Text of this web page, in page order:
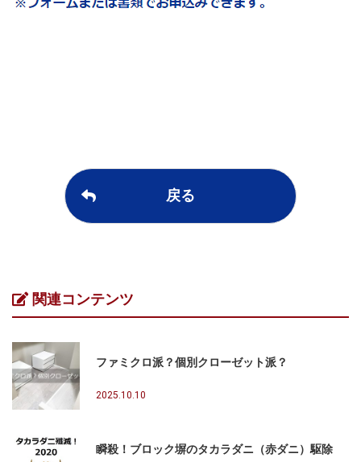
戻る
関連コンテンツ
ファミクロ派？個別クローゼット派？
2025.10.10
瞬殺！ブロック塀のタカラダニ（赤ダニ）駆除